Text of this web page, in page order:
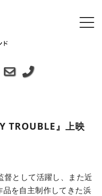
TROUBLE』上映
督として活躍し、また近
を自主制作してきた浜